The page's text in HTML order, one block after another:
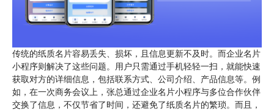
传统的纸质名片容易丢失、损坏，且信息更新不及时。而企业名片
小程序则解决了这些问题。用户只需通过手机轻轻一扫，就能快速
获取对方的详细信息，包括联系方式、公司介绍、产品信息等。例
如，在一次商务会议上，张总通过企业名片小程序与多位合作伙伴
交换了信息，不仅节省了时间，还避免了纸质名片的繁琐。而且，